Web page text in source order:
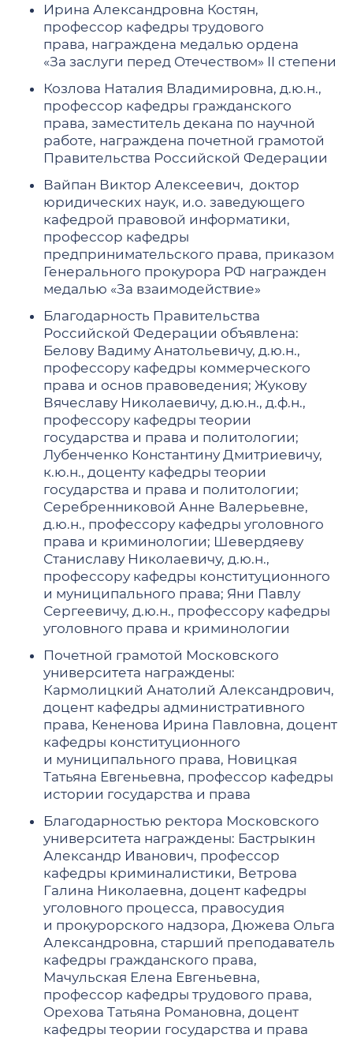
Ирина Александровна Костян,
профессор кафедры трудового
права, награждена медалью ордена
«За заслуги перед Отечеством» II степени
Козлова Наталия Владимировна, д.ю.н.,
профессор кафедры гражданского
права, заместитель декана по научной
работе, награждена почетной грамотой
Правительства Российской Федерации
Вайпан Виктор Алексеевич, доктор
юридических наук, и.о. заведующего
кафедрой правовой информатики,
профессор кафедры
предпринимательского права, приказом
Генерального прокурора РФ награжден
медалью «За взаимодействие»
Благодарность Правительства
Российской Федерации объявлена:
Белову Вадиму Анатольевичу, д.ю.н.,
профессору кафедры коммерческого
права и основ правоведения; Жукову
Вячеславу Николаевичу, д.ю.н., д.ф.н.,
профессору кафедры теории
государства и права и политологии;
Лубенченко Константину Дмитриевичу,
к.ю.н., доценту кафедры теории
государства и права и политологии;
Серебренниковой Анне Валерьевне,
д.ю.н., профессору кафедры уголовного
права и криминологии; Шевердяеву
Станиславу Николаевичу, д.ю.н.,
профессору кафедры конституционного
и муниципального права; Яни Павлу
Сергеевичу, д.ю.н., профессору кафедры
уголовного права и криминологии
Почетной грамотой Московского
университета награждены:
Кармолицкий Анатолий Александрович,
доцент кафедры административного
права, Кененова Ирина Павловна, доцент
кафедры конституционного
и муниципального права, Новицкая
Татьяна Евгеньевна, профессор кафедры
истории государства и права
Благодарностью ректора Московского
университета награждены: Бастрыкин
Александр Иванович, профессор
кафедры криминалистики, Ветрова
Галина Николаевна, доцент кафедры
уголовного процесса, правосудия
и прокурорского надзора, Дюжева Ольга
Александровна, старший преподаватель
кафедры гражданского права,
Мачульская Елена Евгеньевна,
профессор кафедры трудового права,
Орехова Татьяна Романовна, доцент
кафедры теории государства и права